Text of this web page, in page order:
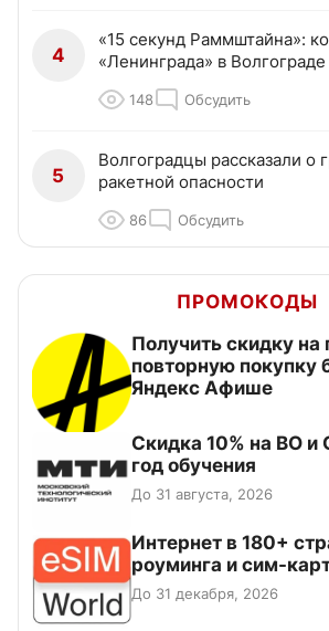
4
«15 секунд Раммштайна»:
«Ленинграда» в Волгограде
148 Обсудить
5
Волгоградцы рассказали о
ракетной опасности
86 Обсудить
ПРОМОКОДЫ
Получить скидку на
повторную покупку
Яндекс Афише
Скидка 10% на ВО
год обучения
До 31 августа, 2026
Интернет в 180+
роуминга и сим-
До 31 декабря, 2026